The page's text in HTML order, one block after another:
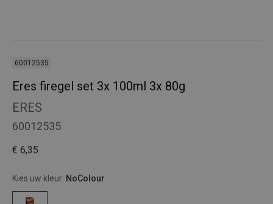
60012535
Eres firegel set 3x 100ml 3x 80g
ERES
60012535
€ 6,35
Kies uw kleur: NoColour